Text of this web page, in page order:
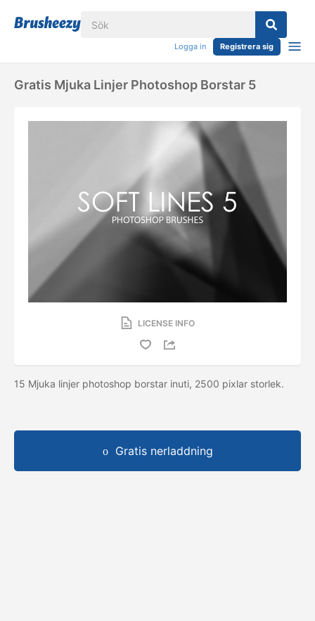
Logga in Registrera sig
Gratis Mjuka Linjer Photoshop Borstar 5
LICENSE INFO
15 Mjuka linjer photoshop borstar inuti, 2500 pixlar storlek.
Gratis nerladdning